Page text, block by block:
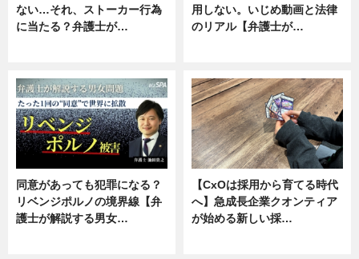
ない…それ、ストーカー行為
に当たる？弁護士が…
用しない。いじめ動画と法律
のリアル【弁護士が…
同意があっても犯罪になる？
リベンジポルノの境界線【弁
護士が解説する男女…
【CxOは採用から育てる時代
へ】急成長企業クオンティア
が始める新しい採…